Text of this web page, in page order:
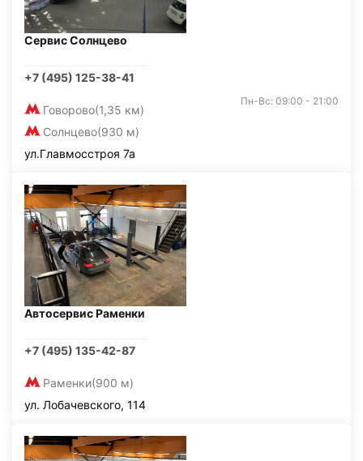
Сервис Солнцево
+7 (495) 125-38-41
Говорово(1,35 км)
Солнцево(930 м)
Пн-Вс: 09:00 - 21:00
ул.Главмосстроя 7а
Автосервис Раменки
+7 (495) 135-42-87
Раменки(900 м)
ул. Лобачевского, 114